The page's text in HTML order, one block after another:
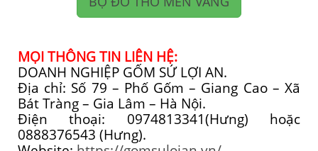
MỌI THÔNG TIN LIÊN HỆ:
DOANH NGHIỆP GỐM SỨ LỢI AN.
Địa chỉ: Số 79 – Phố Gốm – Giang Cao – Xã
Bát Tràng – Gia Lâm – Hà Nội.
Điện thoại: 0974813341(Hưng) hoặc
0888376543 (Hưng).